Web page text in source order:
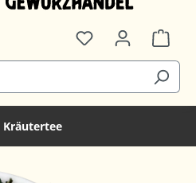
Kräutertee